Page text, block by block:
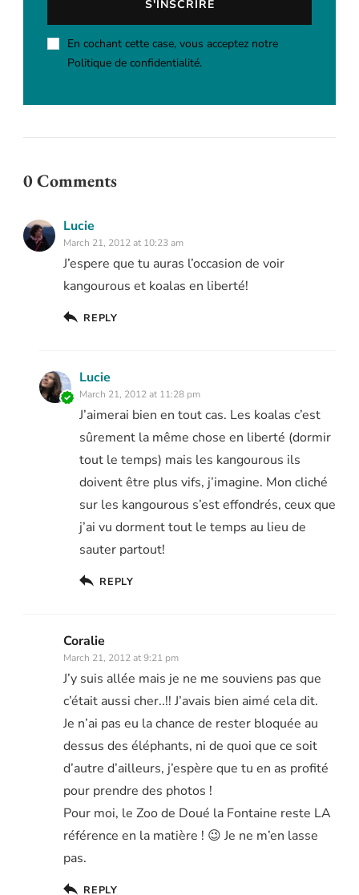
En cochant cette case, vous acceptez notre
Politique de confidentialité.
0 Comments
Lucie
March 21, 2012 at 10:23 am
J’espere que tu auras l’occasion de voir
kangourous et koalas en liberté!
REPLY
Lucie
March 21, 2012 at 11:28 pm
J’aimerai bien en tout cas. Les koalas c’est
sûrement la même chose en liberté (dormir
tout le temps) mais les kangourous ils
doivent être plus vifs, j’imagine. Mon cliché
sur les kangourous s’est effondrés, ceux que
j’ai vu dorment tout le temps au lieu de
sauter partout!
REPLY
Coralie
March 21, 2012 at 9:21 pm
J’y suis allée mais je ne me souviens pas que
c’était aussi cher..!! J’avais bien aimé cela dit.
Je n’ai pas eu la chance de rester bloquée au
dessus des éléphants, ni de quoi que ce soit
d’autre d’ailleurs, j’espère que tu en as profité
pour prendre des photos !
Pour moi, le Zoo de Doué la Fontaine reste LA
référence en la matière ! 😉 Je ne m’en lasse
pas.
REPLY